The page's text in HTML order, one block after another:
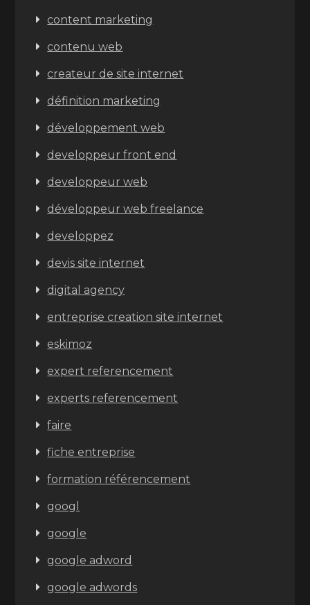
content marketing
contenu web
createur de site internet
définition marketing
développement web
developpeur front end
developpeur web
développeur web freelance
developpez
devis site internet
digital agency
entreprise creation site internet
eskimoz
expert referencement
experts referencement
faire
fiche entreprise
formation référencement
googl
google
google adword
google adwords